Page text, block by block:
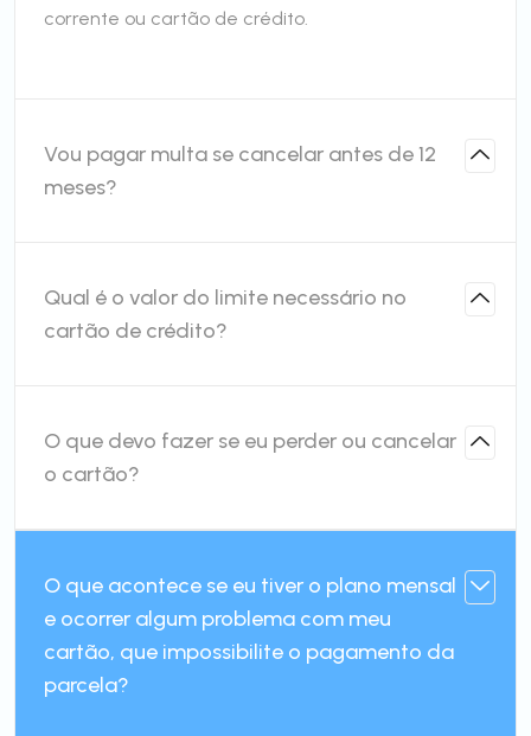
corrente ou cartão de crédito.
Vou pagar multa se cancelar antes de 12
meses?
Qual é o valor do limite necessário no
cartão de crédito?
O que devo fazer se eu perder ou cancelar
o cartão?
O que acontece se eu tiver o plano mensal
e ocorrer algum problema com meu
cartão, que impossibilite o pagamento da
parcela?